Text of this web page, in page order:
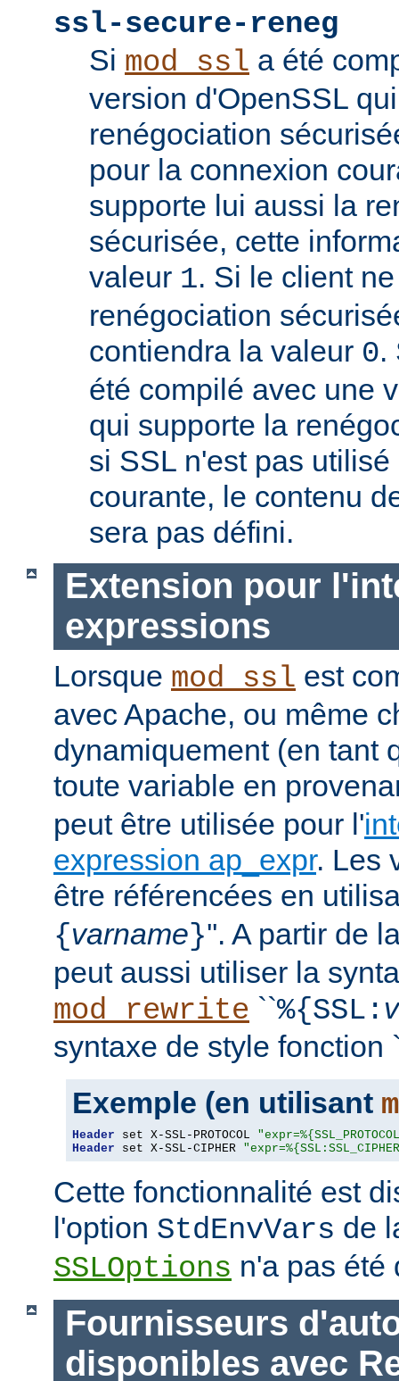
ssl-secure-reneg
Si mod_ssl a été
version d'OpenSSL
renégociation
pour la connexion
supporte lui aussi la
sécurisée, cette
valeur 1. Si le client
renégociation
contiendra la valeur 0.
été compilé avec une
qui supporte la
si SSL n'est pas
courante, le contenu
sera pas défini.
Extension pour
expressions
Lorsque mod_ssl est
avec Apache, ou même
dynamiquement (en tant
toute variable en
peut être utilisée pour l'
expression ap_expr. Les
être référencées en
{varname}''. A partir de
peut aussi utiliser la
mod_rewrite ``%{SSL:
syntaxe de style fonction
Exemple (en utilisant
Header set X-SSL-PROTOCOL
Header set X-SSL-CIPHER
Cette fonctionnalité est
l'option StdEnvVars de
SSLOptions n'a pas été
Fournisseurs
disponibles avec